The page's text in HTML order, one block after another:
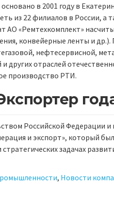
в 2001 году в
из 22 филиалов в России, а
АО «Ремтехкомплект»
конвейерные ленты и
нефтесервисной,
других отраслей
производство РТИ.
Российской Федерации
и экспорт», который
задачах
, Новости